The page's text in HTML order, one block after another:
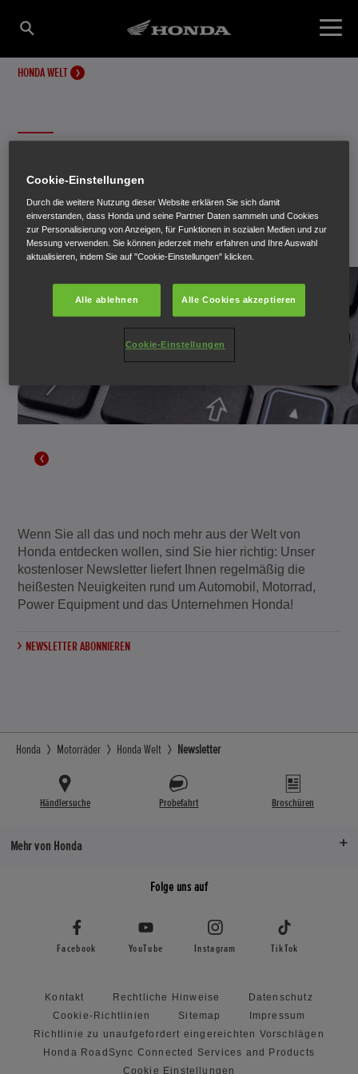
HONDA WELT
NEWSLETTER
Attraktive Angebote. Vorschauen auf brandneue Modelle.
Einblick in innovative Technologien.
Wenn Sie all das und noch mehr aus der Welt von
Honda entdecken wollen, sind Sie hier richtig: Unser
kostenloser Newsletter liefert Ihnen regelmäßig die
heißesten Neuigkeiten rund um Automobil, Motorrad,
Power Equipment und das Unternehmen Honda!
NEWSLETTER ABONNIEREN
Honda Motorräder Honda Welt Newsletter
Händlersuche Probefahrt Broschüren
Mehr von Honda
Folge uns auf
Facebook YouTube Instagram TikTok
Kontakt Rechtliche Hinweise
Datenschutz
Cookie-Richtlinien
Sitemap
Impressum
Richtlinie zu unaufgefordert eingereichten Vorschlägen
Honda RoadSync Connected Services and Products
Cookie Einstellungen
Cookie-Einstellungen
Durch die weitere Nutzung dieser Website erklären Sie sich damit
einverstanden, dass Honda und seine Partner Daten sammeln und Cookies
zur Personalisierung von Anzeigen, für Funktionen in sozialen Medien und zur
Messung verwenden. Sie können jederzeit mehr erfahren und Ihre Auswahl
aktualisieren, indem Sie auf "Cookie-Einstellungen" klicken.
Alle ablehnen Alle Cookies akzeptieren
Cookie-Einstellungen